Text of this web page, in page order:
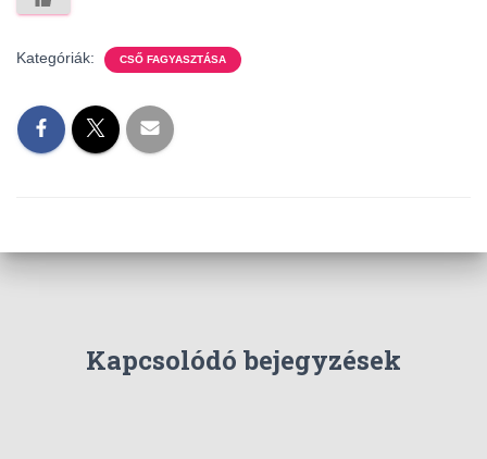
Kategóriák: CSŐ FAGYASZTÁSA
Kapcsolódó bejegyzések